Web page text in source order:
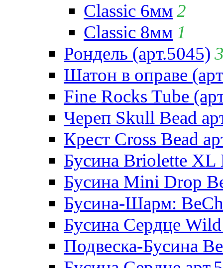
Classic 6мм2
Classic 8мм 1
Рондель (арт.5045)
Шатон в оправе
Fine Rocks Tube
Череп Skull Bead
Крест Cross Bead
Бусина Briolette XL
Бусина Mini Drop
Бусина-Шарм:
Бусина Сердце
Подвеска-Бусина